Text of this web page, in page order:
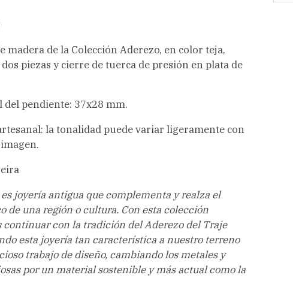
madera de la Colección Aderezo, en color teja,
piezas y cierre de tuerca de presión en plata de
del pendiente: 37x28 mm.
la tonalidad puede variar ligeramente con
es joyería antigua que complementa y realza el
de una región o cultura. Con esta colección
continuar con la tradición del Aderezo del Traje
esta joyería tan característica a nuestro terreno
trabajo de diseño, cambiando los metales y
por un material sostenible y más actual como la